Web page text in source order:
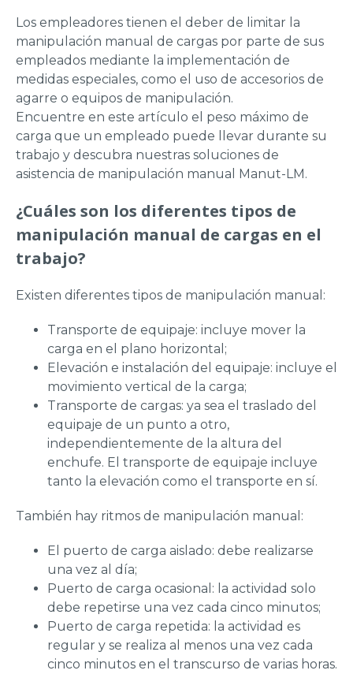
Los empleadores tienen el deber de limitar la
manipulación manual de cargas por parte de sus
empleados mediante la implementación de
medidas especiales, como el uso de accesorios de
agarre o equipos de manipulación.
Encuentre en este artículo el peso máximo de
carga que un empleado puede llevar durante su
trabajo y descubra nuestras soluciones de
asistencia de manipulación manual Manut-LM.
¿Cuáles son los diferentes tipos de
manipulación manual de cargas en el
trabajo?
Existen diferentes tipos de manipulación manual:
Transporte de equipaje: incluye mover la
carga en el plano horizontal;
Elevación e instalación del equipaje: incluye el
movimiento vertical de la carga;
Transporte de cargas: ya sea el traslado del
equipaje de un punto a otro,
independientemente de la altura del
enchufe. El transporte de equipaje incluye
tanto la elevación como el transporte en sí.
También hay ritmos de manipulación manual:
El puerto de carga aislado: debe realizarse
una vez al día;
Puerto de carga ocasional: la actividad solo
debe repetirse una vez cada cinco minutos;
Puerto de carga repetida: la actividad es
regular y se realiza al menos una vez cada
cinco minutos en el transcurso de varias horas.